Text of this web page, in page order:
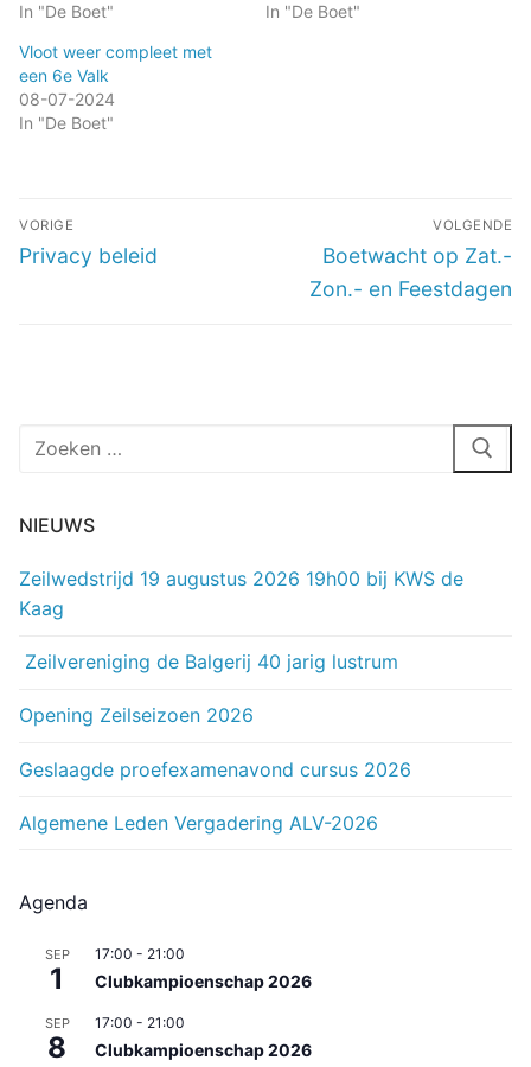
In "De Boet"
In "De Boet"
Vloot weer compleet met
een 6e Valk
08-07-2024
In "De Boet"
Bericht
navigatie
VORIGE
Vorig
Privacy beleid
VOLGENDE
Volgend
bericht:
Boetwacht op Zat.-
Zon.- en Feestdagen
Zoeken
NIEUWS
Zeilwedstrijd 19 augustus 2026 19h00 bij KWS de
Kaag
Zeilvereniging de Balgerij 40 jarig lustrum
Opening Zeilseizoen 2026
Geslaagde proefexamenavond cursus 2026
Algemene Leden Vergadering ALV-2026
Agenda
SEP
1
17:00 - 21:00
Clubkampioenschap 2026
SEP
8
17:00 - 21:00
Clubkampioenschap 2026